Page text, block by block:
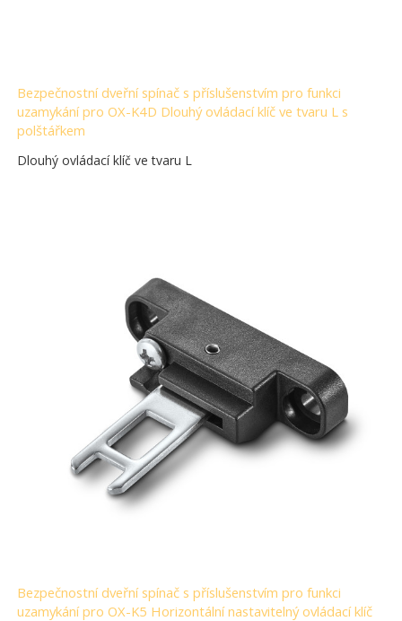
Bezpečnostní dveřní spínač s příslušenstvím pro funkci
uzamykání pro OX-K4D Dlouhý ovládací klíč ve tvaru L s
polštářkem
Dlouhý ovládací klíč ve tvaru L
Bezpečnostní dveřní spínač s příslušenstvím pro funkci
uzamykání pro OX-K5 Horizontální nastavitelný ovládací klíč